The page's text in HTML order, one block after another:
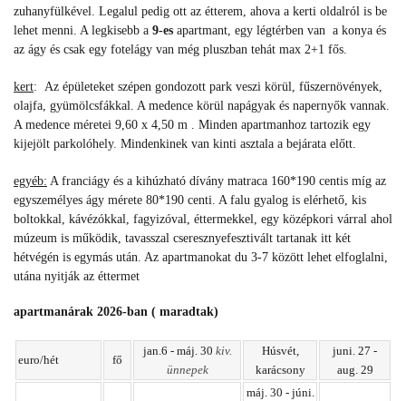
zuhanyfülkével. Legalul pedig ott az étterem, ahova a kerti oldalról is be
lehet menni. A legkisebb a 9-es apartmant, egy légtérben van a konya és
az ágy és csak egy fotelágy van még pluszban tehát max 2+1 fős.
kert: Az épületeket szépen gondozott park veszi körül, fűszernövények,
olajfa, gyümölcsfákkal. A medence körül napágyak és napernyők vannak.
A medence méretei 9,60 x 4,50 m . Minden apartmanhoz tartozik egy
kijejölt parkolóhely. Mindenkinek van kinti asztala a bejárata előtt.
egyéb: A franciágy és a kihúzható dívány matraca 160*190 centis míg az
egyszemélyes ágy mérete 80*190 centi. A falu gyalog is elérhető, kis
boltokkal, kávézókkal, fagyizóval, éttermekkel, egy középkori várral ahol
múzeum is működik, tavasszal cseresznyefesztivált tartanak itt két
hétvégén is egymás után. Az apartmanokat du 3-7 között lehet elfoglalni,
utána nyitják az éttermet
apartmanárak 2026-ban ( maradtak)
euro/hét fő
jan.6 - máj. 30 kiv.
ünnepek
Húsvét,
karácsony
juni. 27 -
aug. 29
máj. 30 - júni.